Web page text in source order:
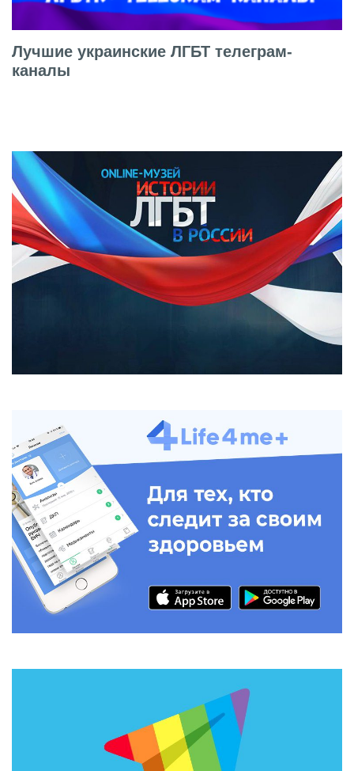
Лучшие украинские ЛГБТ телеграм-
каналы